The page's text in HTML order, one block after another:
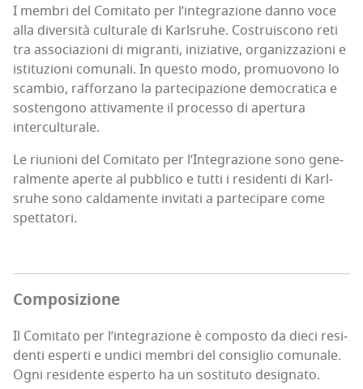
I mem­bri del Comi­ta­to per l’in­te­gra­zio­ne dan­no voce
alla diver­si­tà cul­tu­ra­le di Karl­sru­he. Costrui­sco­no reti
tra asso­cia­zio­ni di migran­ti, ini­zia­ti­ve, orga­niz­za­zio­ni e
isti­tu­zio­ni comu­na­li. In que­sto modo, pro­muo­vo­no lo
scam­bio, raf­for­za­no la par­te­ci­pa­zio­ne demo­cra­ti­ca e
sosten­go­no atti­va­men­te il pro­ces­so di aper­tu­ra
interculturale.
Le riu­nio­ni del Comi­ta­to per l’In­te­gra­zio­ne sono gene­
ral­men­te aper­te al pub­bli­co e tut­ti i resi­den­ti di Karl­
sru­he sono cal­da­men­te invi­ta­ti a par­te­ci­pa­re come
spettatori.
Com­po­si­zio­ne
Il Comi­ta­to per l’in­te­gra­zio­ne è com­po­sto da die­ci resi­
den­ti esper­ti e undi­ci mem­bri del con­si­glio comu­na­le.
Ogni resi­den­te esper­to ha un sosti­tu­to designato.